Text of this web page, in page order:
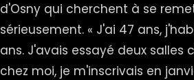
d'Osny qui cherchent à se
sérieusement. « J'ai 47 ans,
ans. J'avais essayé deux salles
chez moi, je m'inscrivais en